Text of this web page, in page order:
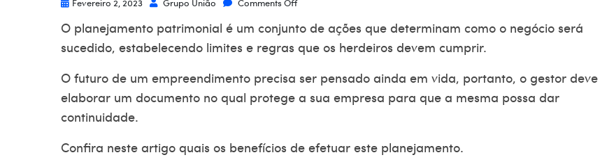
O planejamento patrimonial é um conjunto de ações que determinam como o negócio será
sucedido, estabelecendo limites e regras que os herdeiros devem cumprir.
O futuro de um empreendimento precisa ser pensado ainda em vida, portanto, o gestor deve
elaborar um documento no qual protege a sua empresa para que a mesma possa dar
continuidade.
Confira neste artigo quais os benefícios de efetuar este planejamento.